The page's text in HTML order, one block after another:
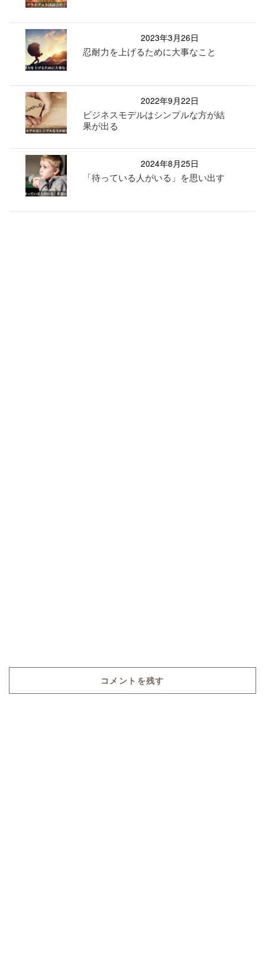
2023年3月26日
忍耐力を上げるために大事なこと
2022年9月22日
ビジネスモデルはシンプルな方が結
果が出る
2024年8月25日
「待っている人がいる」を思い出す
コメントを残す